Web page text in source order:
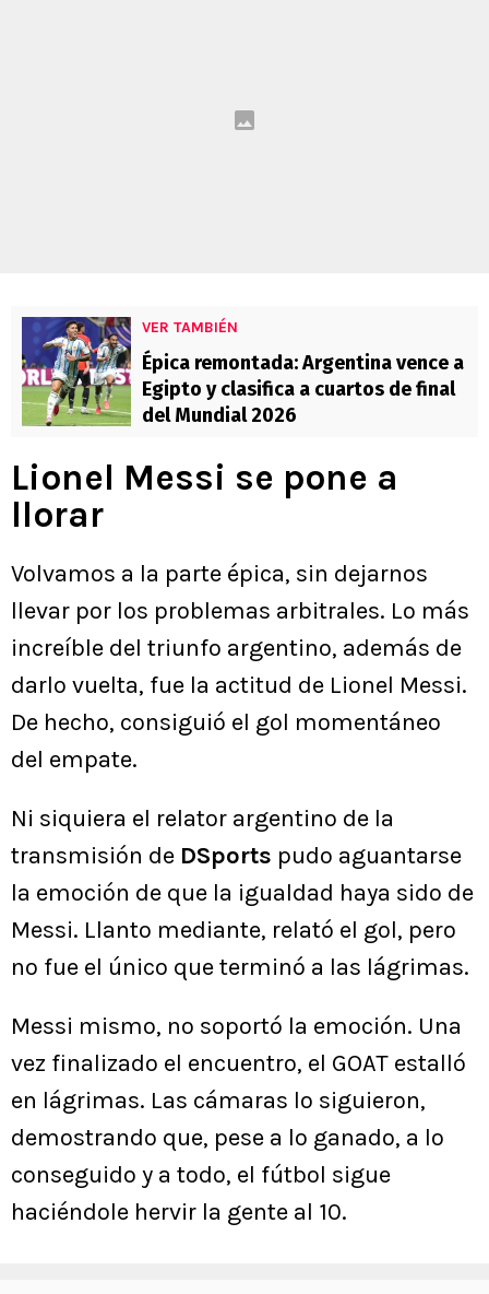
VER TAMBIÉN
Épica remontada: Argentina vence a
Egipto y clasifica a cuartos de final
del Mundial 2026
Lionel Messi se pone a
llorar
Volvamos a la parte épica, sin dejarnos
llevar por los problemas arbitrales. Lo más
increíble del triunfo argentino, además de
darlo vuelta, fue la actitud de Lionel Messi.
De hecho, consiguió el gol momentáneo
del empate.
Ni siquiera el relator argentino de la
transmisión de DSports pudo aguantarse
la emoción de que la igualdad haya sido de
Messi. Llanto mediante, relató el gol, pero
no fue el único que terminó a las lágrimas.
Messi mismo, no soportó la emoción. Una
vez finalizado el encuentro, el GOAT estalló
en lágrimas. Las cámaras lo siguieron,
demostrando que, pese a lo ganado, a lo
conseguido y a todo, el fútbol sigue
haciéndole hervir la gente al 10.